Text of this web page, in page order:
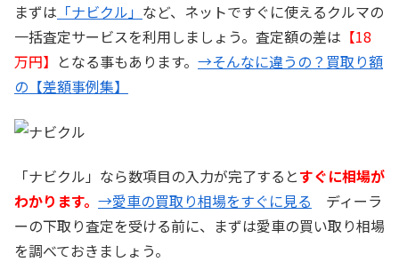
まずは 「ナビクル」 など、ネットですぐに使えるクルマの
一括査定サービスを利用しましょう。査定額の差は 【18
万円】 となる事もあります。 →そんなに違うの？買取り額
の【差額事例集】
「ナビクル」なら数項目の入力が完了するとすぐに相場が
わかります。 →愛車の買取り相場をすぐに見る ディーラ
ーの下取り査定を受ける前に、まずは愛車の買い取り相場
を調べておきましょう。